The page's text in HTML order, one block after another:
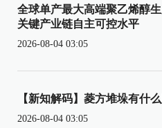
全球单产最大高端聚乙烯醇
关键产业链自主可控水平
2026-08-04 03:05
【新知解码】菱方堆垛有什
2026-08-04 03:05